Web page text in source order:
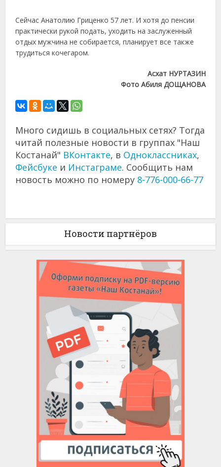
Сейчас Анатолию Гриценко 57 лет. И хотя до пенсии
практически рукой подать, уходить на заслуженный
отдых мужчина не собирается, планирует все также
трудиться кочегаром.
Асхат НУРТАЗИН
Фото Абиля ДОЩАНОВА
Много сидишь в социальных сетях? Тогда
читай полезные новости в группах "Наш
Костанай" ВКонтакте, в Одноклассниках,
Фейсбуке и Инстаграме. Сообщить нам
новость можно по номеру 8-776-000-66-77
Новости партнёров